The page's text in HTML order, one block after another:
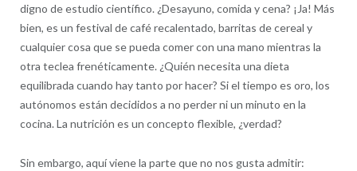
digno de estudio científico. ¿Desayuno, comida y cena? ¡Ja! Más
bien, es un festival de café recalentado, barritas de cereal y
cualquier cosa que se pueda comer con una mano mientras la
otra teclea frenéticamente. ¿Quién necesita una dieta
equilibrada cuando hay tanto por hacer? Si el tiempo es oro, los
autónomos están decididos a no perder ni un minuto en la
cocina. La nutrición es un concepto flexible, ¿verdad?
Sin embargo, aquí viene la parte que no nos gusta admitir: